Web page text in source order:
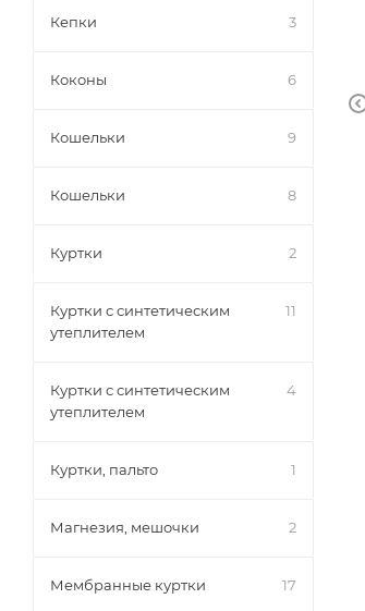
Кепки 3
Коконы 6
Кошельки 9
Кошельки 8
Куртки 2
Куртки с синтетическим
утеплителем
11
Куртки с синтетическим
утеплителем
4
Куртки, пальто 1
Магнезия, мешочки 2
Мембранные куртки 17